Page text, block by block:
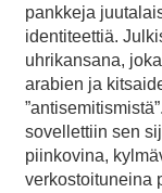
pankkeja
identiteettiä.
uhrikansana,
arabien ja
sovellettiin sen
piinkovina,
verkostoituneina